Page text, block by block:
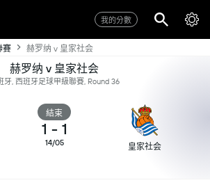
我的分數
賽 赫罗纳 v 皇家社会
赫罗纳 v 皇家社会
牙, 西班牙足球甲級聯賽, Round 36
結束
1 - 1
14/05 皇家社会